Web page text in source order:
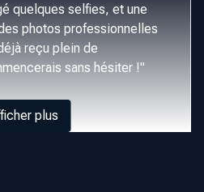
quelques selfies, et une
photos professionnelles
reçu plein de
sans hésiter !"
plus